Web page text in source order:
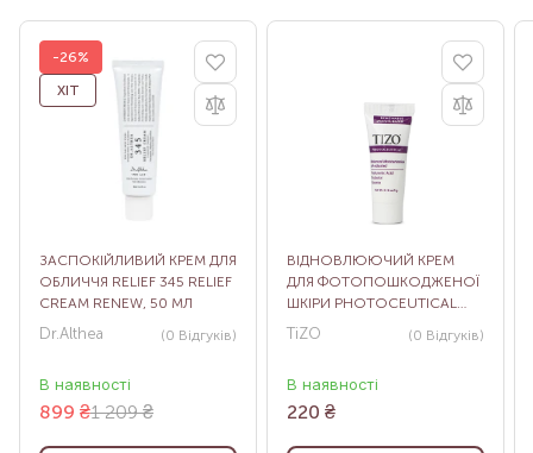
-26%
ХІТ
ЗАСПОКІЙЛИВИЙ КРЕМ ДЛЯ
ОБЛИЧЧЯ RELIEF 345 RELIEF
CREAM RENEW, 50 МЛ
Dr.Althea (0 Відгуків)
В наявності
1 209 ₴
899 ₴
ВІДНОВЛЮЮЧИЙ КРЕМ
ДЛЯ ФОТОПОШКОДЖЕНОЇ
ШКІРИ PHOTOCEUTICAL
SKINCARE DAILY MOISTURE,
TiZO (0 Відгуків)
В наявності
220 ₴